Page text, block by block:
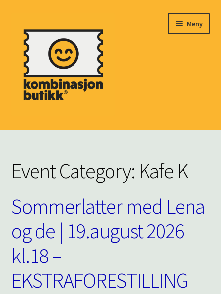
navigasjon
innhold
Meny
HJEM
BILLETTER
ARRANGØRER
Fold
ut
KONTAKT
SPØRSMÅL OG SVAR
HANDLEKURV
Event Category: Kafe K
Sommerlatter med Lena
og de | 19.august 2026
kl.18 –
EKSTRAFORESTILLING